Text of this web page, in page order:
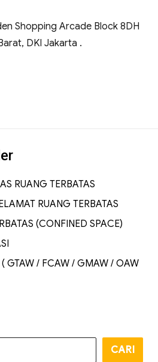
Shopping Arcade Block 8DH
DKI Jakarta .
RUANG TERBATAS
RUANG TERBATAS
(CONFINED SPACE)
GTAW / FCAW / GMAW / OAW
CARI